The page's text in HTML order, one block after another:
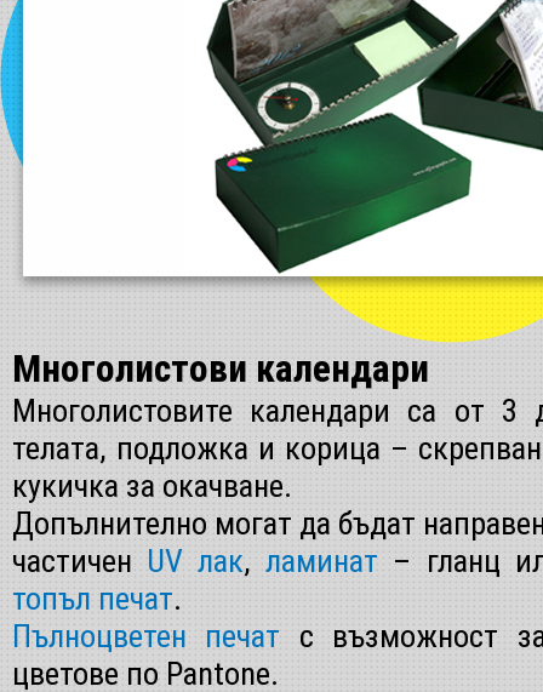
Многолистови календари
Многолистовите календари са от
телата, подложка и корица –
кукичка за окачване.
Допълнително могат да бъдат
частичен UV лак,ламинат – гланц
топъл печат.
Пълноцветен печат с възможност
цветове по Pantone.